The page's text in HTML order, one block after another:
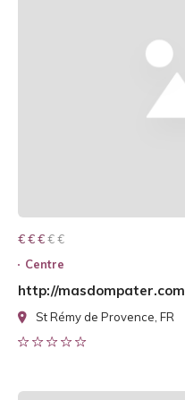
€ € € € €
€ € €
Centre
http://masdompater.com
St Rémy de Provence, FR